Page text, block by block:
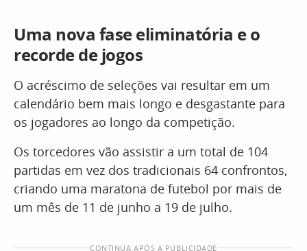
Uma nova fase eliminatória e o
recorde de jogos
O acréscimo de seleções vai resultar em um
calendário bem mais longo e desgastante para
os jogadores ao longo da competição.
Os torcedores vão assistir a um total de 104
partidas em vez dos tradicionais 64 confrontos,
criando uma maratona de futebol por mais de
um mês de 11 de junho a 19 de julho.
CONTINUA APÓS A PUBLICIDADE